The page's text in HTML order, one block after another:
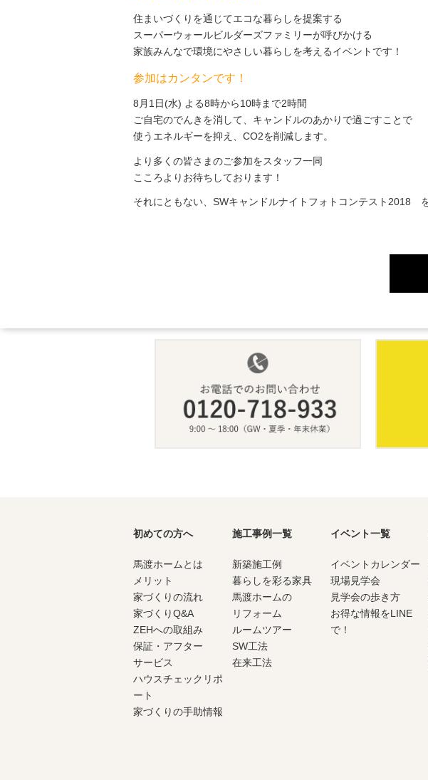
住まいづくりを通じてエコな暮らしを提案する
スーパーウォールビルダーズファミリーが呼びかける
家族みんなで環境にやさしい暮らしを考えるイベントです！
参加はカンタンです！
8月1日(水) よる8時から10時まで2時間
ご自宅のでんきを消して、キャンドルのあかりで過ごすことで
使うエネルギーを抑え、CO2を削減します。
より多くの皆さまのご参加をスタッフ一同
こころよりお待ちしております！
それにともない、SWキャンドルナイトフォトコンテスト2018 を
初めての方へ
馬渡ホームとは
メリット
家づくりの流れ
家づくりQ&A
ZEHへの取組み
保証・アフター
サービス
ハウスチェックリポ
ート
家づくりの手助情報
施工事例一覧
新築施工例
暮らしを彩る家具
馬渡ホームの
リフォーム
ルームツアー
SW工法
在来工法
イベント一覧
イベントカレンダー
現場見学会
見学会の歩き方
お得な情報をLINE
で！